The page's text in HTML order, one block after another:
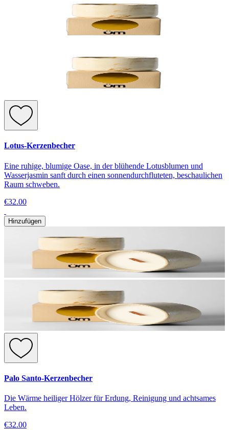
Lotus-Kerzenbecher
Eine ruhige, blumige Oase, in der blühende Lotusblumen und
Wasserjasmin sanft durch einen sonnendurchfluteten, beschaulichen
Raum schweben.
€32.00
Hinzufügen
Palo Santo-Kerzenbecher
Die Wärme heiliger Hölzer für Erdung, Reinigung und achtsames
Leben.
€32.00